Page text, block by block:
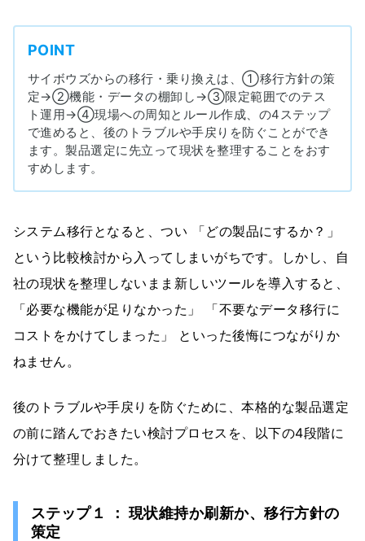
POINT
サイボウズからの移行・乗り換えは、①移行方針の策
定→②機能・データの棚卸し→③限定範囲でのテス
ト運用→④現場への周知とルール作成、の4ステップ
で進めると、後のトラブルや手戻りを防ぐことができ
ます。製品選定に先立って現状を整理することをおす
すめします。
システム移行となると、つい 「どの製品にするか？」
という比較検討から入ってしまいがちです。しかし、自
社の現状を整理しないまま新しいツールを導入すると、
「必要な機能が足りなかった」 「不要なデータ移行に
コストをかけてしまった」 といった後悔につながりか
ねません。
後のトラブルや手戻りを防ぐために、本格的な製品選定
の前に踏んでおきたい検討プロセスを、以下の4段階に
分けて整理しました。
ステップ１ ： 現状維持か刷新か、移行方針の
策定